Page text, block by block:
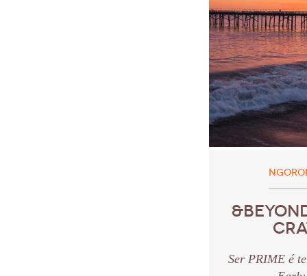
Ser PRIME é